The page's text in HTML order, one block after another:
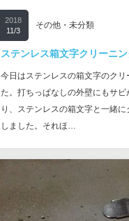
2018
11/3
その他・未分類
ステンレス箱文字クリーニ
今日はステンレスの箱文字のクリ
た。打ちっぱなしの外壁にもサビ
り、ステンレスの箱文字と一緒
しました。それほ…